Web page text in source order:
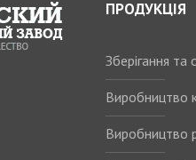
ПРОДУКЦІЯ
Зберігання
Виробництво
Виробництво